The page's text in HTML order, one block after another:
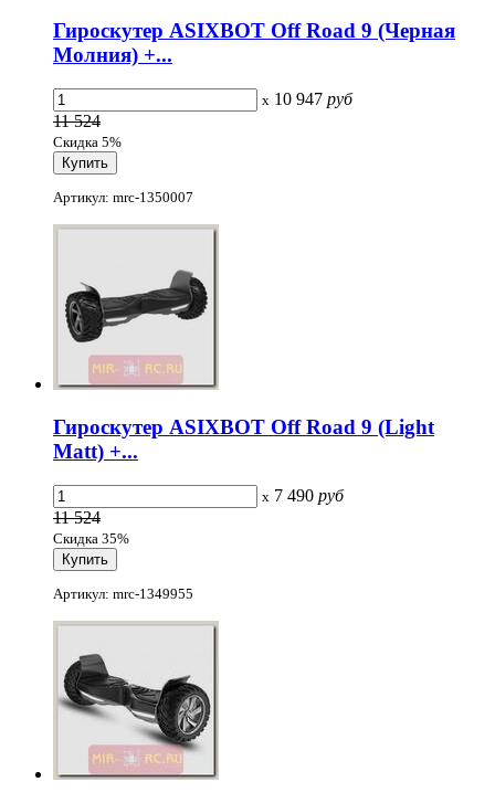
Гироскутер ASIXBOT Off Road 9 (Черная
Молния) +...
x 10 947 руб
11 524
Скидка 5%
Артикул: mrc-1350007
Гироскутер ASIXBOT Off Road 9 (Light
Matt) +...
x 7 490 руб
11 524
Скидка 35%
Артикул: mrc-1349955